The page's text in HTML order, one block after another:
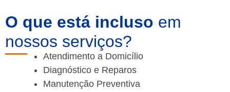
O que está incluso em
nossos serviços?
Atendimento a Domicílio
Diagnóstico e Reparos
Manutenção Preventiva